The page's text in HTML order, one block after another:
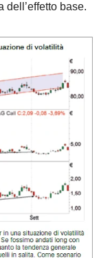
base.